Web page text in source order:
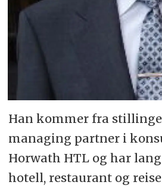
Han kommer fra
managing partner i
Horwath HTL og har
hotell, restaurant og